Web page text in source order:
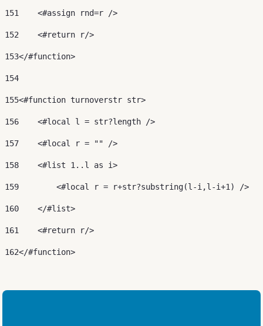
151
    <#assign rnd=r />
152
    <#return r/>
153</#function>
154
155<#function turnoverstr str>
156
    <#local l = str?length />
157
    <#local r = "" />
158
    <#list 1..l as i>
159
        <#local r = r+str?substring(l-i,l-i+1) />
160
    </#list>
161
    <#return r/>
162</#function>